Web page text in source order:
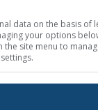
data on the basis of
your options
site menu to